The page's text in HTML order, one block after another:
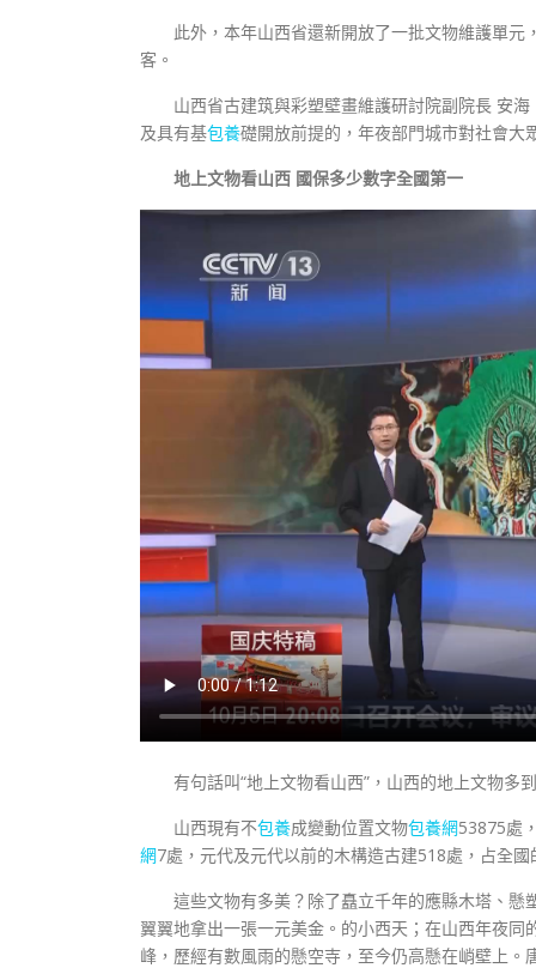
此外，本年山西省還新開放了一批文物維護單
客。
山西省古建筑與彩塑壁畫維護研討院副院長 安
及具有基包養礎開放前提的，年夜部門城市對社會大
地上文物看山西 國保多少數字全國第一
有句話叫“地上文物看山西”，山西的地上文物多
山西現有不包養成變動位置文物包養網53875處
網7處，元代及元代以前的木構造古建518處，占全
這些文物有多美？除了矗立千年的應縣木塔、
翼翼地拿出一張一元美金。的小西天；在山西年夜
峰，歷經有數風雨的懸空寺，至今仍高懸在峭壁上。